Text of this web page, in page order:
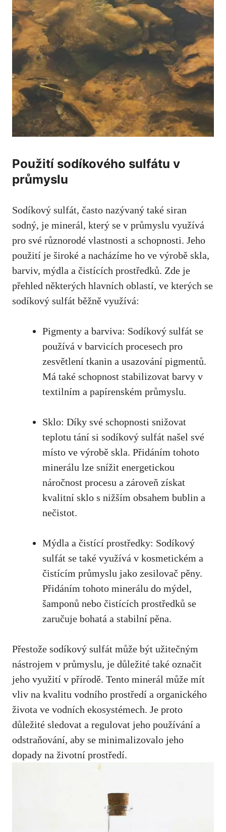
Použití‌ sodíkového⁤ sulfátu v
průmyslu
Sodíkový ​sulfát, často ‍nazývaný také ⁤siran
sodný, ‍je minerál, který se v průmyslu využívá
pro ​své různorodé ‍vlastnosti ‌a schopnosti. Jeho
použití je široké‍ a nacházíme ho ve výrobě skla,
barviv, mýdla a ​čistících prostředků. Zde je
přehled některých⁣ hlavních oblastí, ve kterých‌ se
⁣sodíkový sulfát běžně ‍využívá:
Pigmenty ​a barviva:⁢ Sodíkový sulfát se
používá ⁣v barvicích⁣ procesech pro
zesvětlení tkanin a usazování pigmentů.
Má také schopnost stabilizovat barvy⁢ v
textilním a‌ papírenském průmyslu.
Sklo:‍ Díky‌ své schopnosti snižovat ​
teplotu tání si sodíkový sulfát našel‌ své
místo ve‍ výrobě⁣ skla. Přidáním tohoto
minerálu‌ lze snížit energetickou
náročnost‍ procesu ‍a zároveň získat
⁤kvalitní sklo s nižším obsahem bublin ​a
nečistot.
Mýdla a čistící prostředky: Sodíkový ​
sulfát se také využívá v kosmetickém a
čistícím‌ průmyslu ​jako zesilovač⁢ pěny.
⁣Přidáním tohoto minerálu do‌ mýdel,
šamponů nebo čistících ⁢prostředků se
zaručuje bohatá ⁢a stabilní pěna.
Přestože sodíkový sulfát může‌ být užitečným
nástrojem v průmyslu,⁣ je ‍důležité také⁣ označit
jeho využití v přírodě. Tento minerál může mít
vliv na‍ kvalitu vodního ‍prostředí a organického
života ve vodních ekosystémech. ‍Je proto
důležité sledovat a regulovat jeho ‌používání​ a
odstraňování, aby se‌ minimalizovalo jeho
dopady na životní‌ prostředí.